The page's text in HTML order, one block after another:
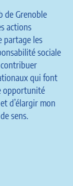
de Grenoble
actions
partage les
sociale
qui font
opportunité
d’élargir mon
sens.